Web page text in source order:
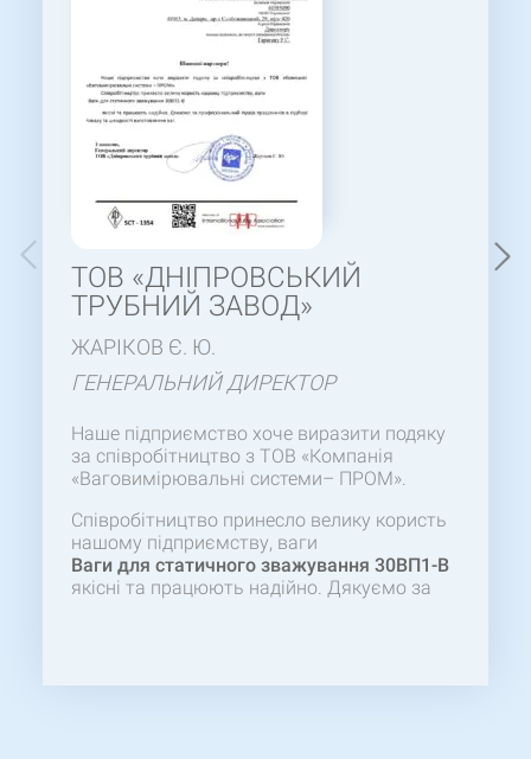
ТОВ «ДНІПРОВСЬКИЙ
ТРУБНИЙ ЗАВОД»
ЖАРІКОВ Є. Ю.
ГЕНЕРАЛЬНИЙ ДИРЕКТОР
Наше підприємство хоче виразити подяку
за співробітництво з ТОВ «Компанія
«Ваговимірювальні системи– ПРОМ».
Співробітництво принесло велику користь
нашому підприємству, ваги
Ваги для статичного зважування 30ВП1-В
якісні та працюють надійно. Дякуємо за